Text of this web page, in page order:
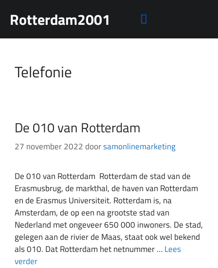
Rotterdam2001
Telefonie
De 010 van Rotterdam
27 november 2022 doorsamonlinemarketing
De 010 van Rotterdam Rotterdam de stad van de
Erasmusbrug, de markthal, de haven van Rotterdam
en de Erasmus Universiteit. Rotterdam is, na
Amsterdam, de op een na grootste stad van
Nederland met ongeveer 650 000 inwoners. De stad,
gelegen aan de rivier de Maas, staat ook wel bekend
als 010. Dat Rotterdam het netnummer …Lees
verder